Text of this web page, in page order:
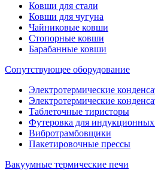
Ковши для стали
Ковши для чугуна
Чайниковые ковши
Стопорные ковши
Барабанные ковши
Сопутствующее оборудование
Электротермические
Электротермические
Таблеточные тиристоры
Футеровка для индукционных
Вибротрамбовщики
Пакетировочные прессы
Вакуумные термические печи